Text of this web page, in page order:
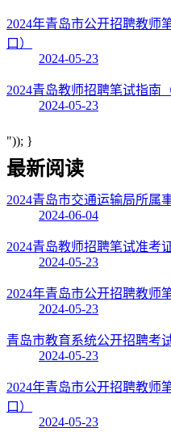
2024年青岛市公开招聘教师
口）
2024-05-23
2024青岛教师招聘笔试指南
2024-05-23
")); }
最新阅读
2024青岛市交通运输局所属
2024-06-04
2024青岛教师招聘笔试准考
2024-05-23
2024年青岛市公开招聘教师
2024-05-23
青岛市教育系统公开招聘考
2024-05-23
2024年青岛市公开招聘教师
口）
2024-05-23